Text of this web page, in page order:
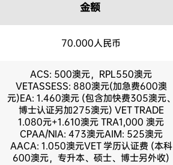
金额
70.000人民币
ACS: 500澳元，RPL550澳元
VETASSESS: 880澳元(加急费600澳
元)EA: 1.460澳元 (包含加快费305澳元、
博士认证另加275澳元) VET TRADE
1.080元+1.610澳元 TRA1,000 澳元
CPAA/NIA: 473澳元AIM: 525澳元
AACA: 1.050澳元VET 学历认证费 (本科
600澳元，专升本、硕士、博士另外收)